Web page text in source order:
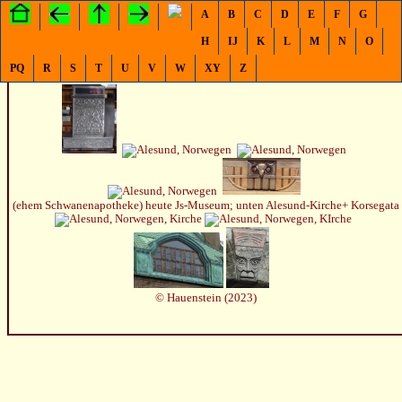
A B C D E F G
H IJ K L M N O
PQ R S T U V W XY Z
(ehem Schwanenapotheke) heute Js-Museum; unten Alesund-Kirche+ Korsegata
© Hauenstein (2023)